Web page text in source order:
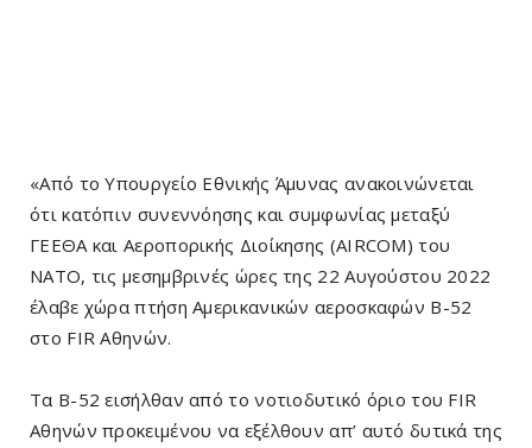
«Από το Υπουργείο Εθνικής Άμυνας ανακοινώνεται
ότι κατόπιν συνεννόησης και συμφωνίας μεταξύ
ΓΕΕΘΑ και Αεροπορικής Διοίκησης (AIRCOM) του
ΝΑΤΟ, τις μεσημβρινές ώρες της 22 Αυγούστου 2022
έλαβε χώρα πτήση Αμερικανικών αεροσκαφών Β-52
στο FIR Αθηνών.
Τα Β-52 εισήλθαν από το νοτιοδυτικό όριο του FIR
Αθηνών προκειμένου να εξέλθουν απ’ αυτό δυτικά της